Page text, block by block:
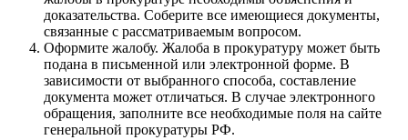
доказательства. Соберите все имеющиеся документы,
связанные с рассматриваемым вопросом.
Оформите жалобу. Жалоба в прокуратуру может быть
подана в письменной или электронной форме. В
зависимости от выбранного способа, составление
документа может отличаться. В случае электронного
обращения, заполните все необходимые поля на сайте
генеральной прокуратуры РФ.